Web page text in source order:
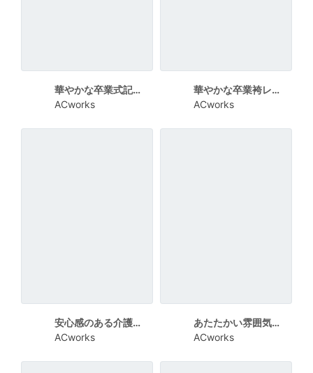
華やかな卒業式記念撮影割引チラシ
ACworks
華やかな卒業袴レンタル案内チラシ
ACworks
安心感のある介護デイケアセンター案内
ACworks
あたたかい雰囲気の介護サービス紹介三つ折りリーフレット
ACworks